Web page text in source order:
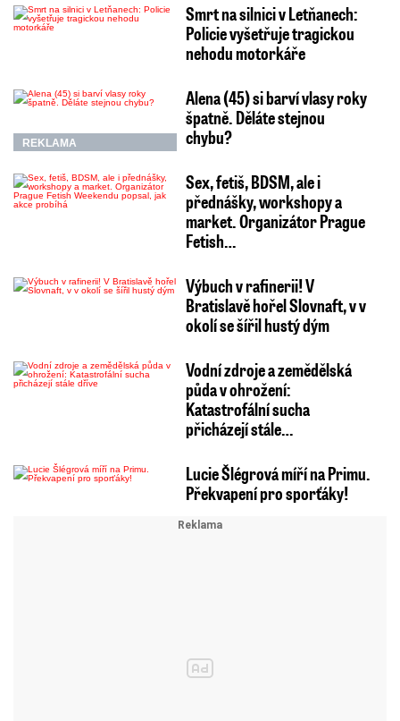
Smrt na silnici v Letňanech:
Policie vyšetřuje tragickou
nehodu motorkáře
REKLAMA
Alena (45) si barví vlasy roky
špatně. Děláte stejnou
chybu?
Sex, fetiš, BDSM, ale i
přednášky, workshopy a
market. Organizátor Prague
Fetish…
Výbuch v rafinerii! V
Bratislavě hořel Slovnaft, v v
okolí se šířil hustý dým
Vodní zdroje a zemědělská
půda v ohrožení:
Katastrofální sucha
přicházejí stále…
Lucie Šlégrová míří na Primu.
Překvapení pro sporťáky!